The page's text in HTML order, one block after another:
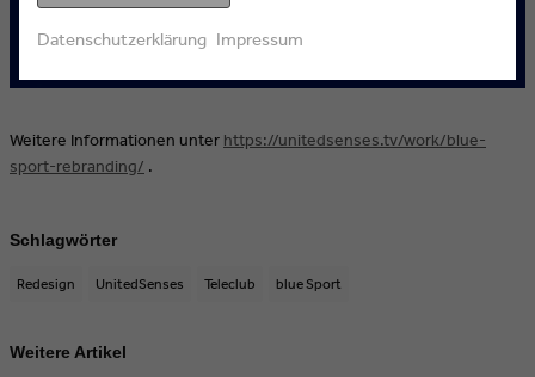
Weitere Informationen unter https://unitedsenses.tv/work/blue-
sport-rebranding/ .
Schlagwörter
Redesign UnitedSenses Teleclub blue Sport
Weitere Artikel
Datenschutzerklärung Impressum